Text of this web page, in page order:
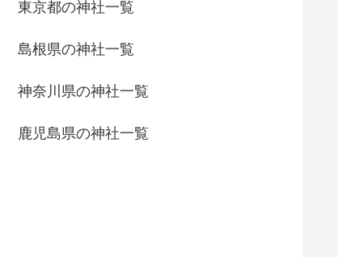
東京都の神社一覧
島根県の神社一覧
神奈川県の神社一覧
鹿児島県の神社一覧